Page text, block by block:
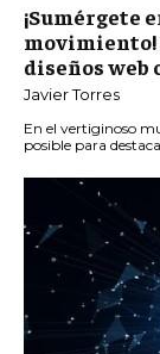
¡Sumérgete
movimiento!
diseños
Javier Torres
En el vertiginoso
posible para